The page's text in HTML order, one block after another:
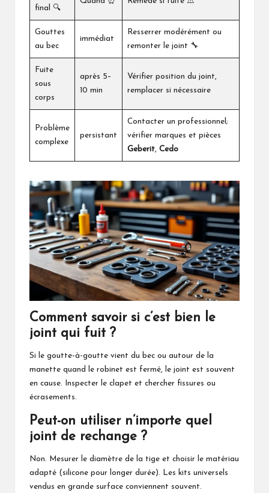
final 🔍
Gouttes
au bec
immédiat
Resserrer modérément ou
remonter le joint 🔧
Fuite
sous
corps
après 5–
10 min
Vérifier position du joint,
remplacer si nécessaire
Problème
complexe
persistant
Contacter un professionnel;
vérifier marques et pièces
Geberit, Cedo
Comment savoir si c’est bien le
joint qui fuit ?
Si le goutte-à-goutte vient du bec ou autour de la
manette quand le robinet est fermé, le joint est souvent
en cause. Inspecter le clapet et chercher fissures ou
écrasements.
Peut-on utiliser n’importe quel
joint de rechange ?
Non. Mesurer le diamètre de la tige et choisir le matériau
adapté (silicone pour longer durée). Les kits universels
vendus en grande surface conviennent souvent.